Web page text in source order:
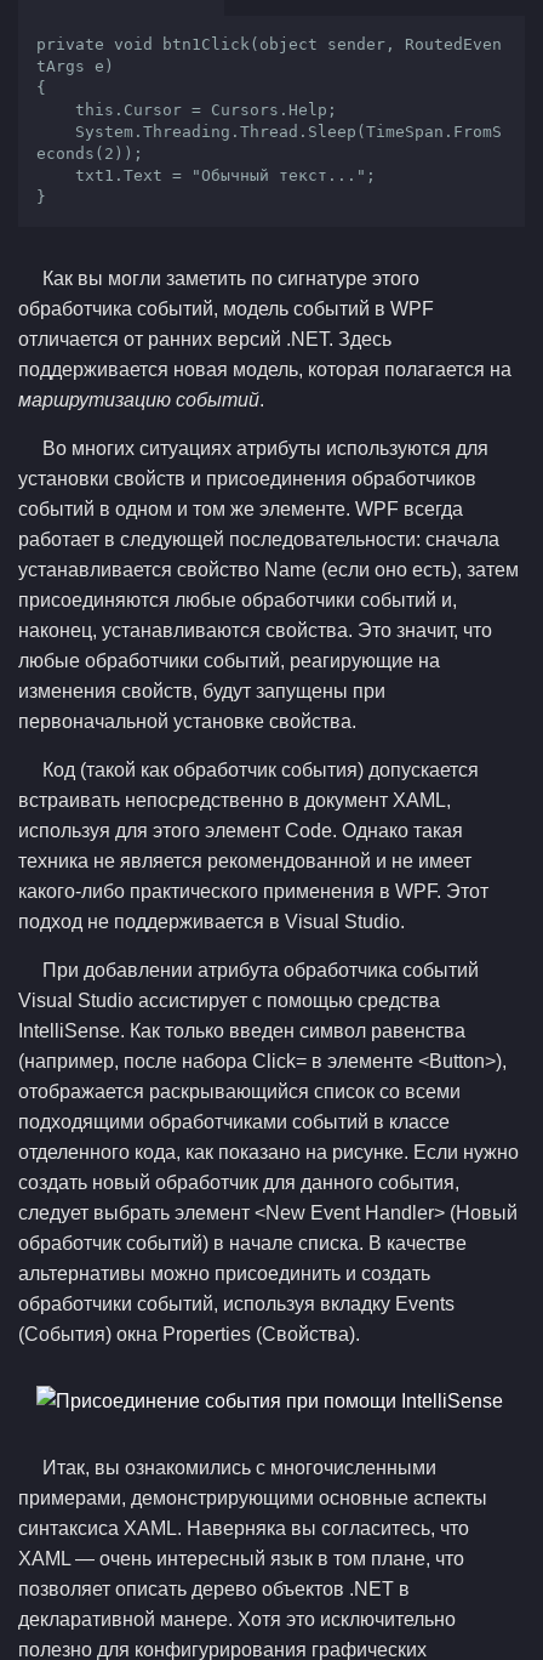
private void btn1Click(object sender, RoutedEven
tArgs e)
{
econds(2));
}
Как вы могли заметить по сигнатуре этого
обработчика событий, модель событий в WPF
отличается от ранних версий .NET. Здесь
поддерживается новая модель, которая полагается на
маршрутизацию событий.
Во многих ситуациях атрибуты используются для
установки свойств и присоединения обработчиков
событий в одном и том же элементе. WPF всегда
работает в следующей последовательности: сначала
устанавливается свойство Name (если оно есть), затем
присоединяются любые обработчики событий и,
наконец, устанавливаются свойства. Это значит, что
любые обработчики событий, реагирующие на
изменения свойств, будут запущены при
первоначальной установке свойства.
Код (такой как обработчик события) допускается
встраивать непосредственно в документ XAML,
используя для этого элемент Code. Однако такая
техника не является рекомендованной и не имеет
какого-либо практического применения в WPF. Этот
подход не поддерживается в Visual Studio.
При добавлении атрибута обработчика событий
Visual Studio ассистирует с помощью средства
IntelliSense. Как только введен символ равенства
(например, после набора Click= в элементе <Button>),
отображается раскрывающийся список со всеми
подходящими обработчиками событий в классе
отделенного кода, как показано на рисунке. Если нужно
создать новый обработчик для данного события,
следует выбрать элемент <New Event Handler> (Новый
обработчик событий) в начале списка. В качестве
альтернативы можно присоединить и создать
обработчики событий, используя вкладку Events
(События) окна Properties (Свойства).
Итак, вы ознакомились с многочисленными
примерами, демонстрирующими основные аспекты
синтаксиса XAML. Наверняка вы согласитесь, что
XAML — очень интересный язык в том плане, что
позволяет описать дерево объектов .NET в
декларативной манере. Хотя это исключительно
полезно для конфигурирования графических